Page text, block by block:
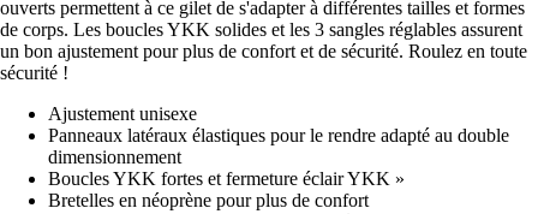
ouverts permettent à ce gilet de s'adapter à différentes tailles et formes
de corps. Les boucles YKK solides et les 3 sangles réglables assurent
un bon ajustement pour plus de confort et de sécurité. Roulez en toute
sécurité !
Ajustement unisexe
Panneaux latéraux élastiques pour le rendre adapté au double
dimensionnement
Boucles YKK fortes et fermeture éclair YKK »
Bretelles en néoprène pour plus de confort